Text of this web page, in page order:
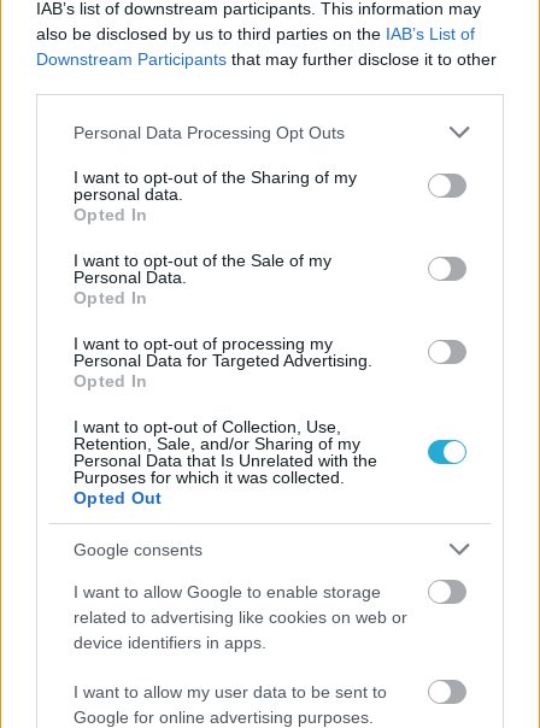
IAB’s list of downstream participants. This information may
also be disclosed by us to third parties on the IAB’s List of
Downstream Participants that may further disclose it to other
Please note that this website/app uses one or more Google
not limited to your visit or usage behaviour. You may click to
grant or deny consent to Google and its third-party tags to
use your data for below specified purposes in below Google
consent section.
Personal Data Processing Opt Outs
I want to opt-out of the Sharing of my
personal data.
Opted In
I want to opt-out of the Sale of my
Personal Data.
Opted In
I want to opt-out of processing my
Personal Data for Targeted Advertising.
Opted In
I want to opt-out of Collection, Use,
Retention, Sale, and/or Sharing of my
Personal Data that Is Unrelated with the
Purposes for which it was collected.
Opted Out
Google consents
I want to allow Google to enable storage
related to advertising like cookies on web or
device identifiers in apps.
I want to allow my user data to be sent to
Google for online advertising purposes.
Μία ακόμη πανηγυρική επιβεβαίωση για το αποκλειστικό
δημοσίευμα του Volleyplanet συνιστά η ανακοίνωση του
νεοπαοκτηθέντα Βραζιλιάνου διαγώνιου, Γουίντσον
Φερέιρα από τον Παναθηναϊκό, που ολοκλήρωσε τις
Α1 ΑΝΔΡΩΝ 23/06/2015
Σάμπα θα… χορεύει η Κυψέλη (fot-vid)
Δίδυμο "φωτιά" από τη Βραζιλία θα έχει ο φετινός
Παναθηναϊκός, καθώς τη σεζόν 2015-2016 οι "πράσινοι" θα
έχουν στη... μηχανή τους, τον διαγώνιο, Γουίντσον Φερέιρα
και τον γνώριμο μας από τη τελευταία του θητεία στην
Λαμία, Ούγκο Γκιμαράες.